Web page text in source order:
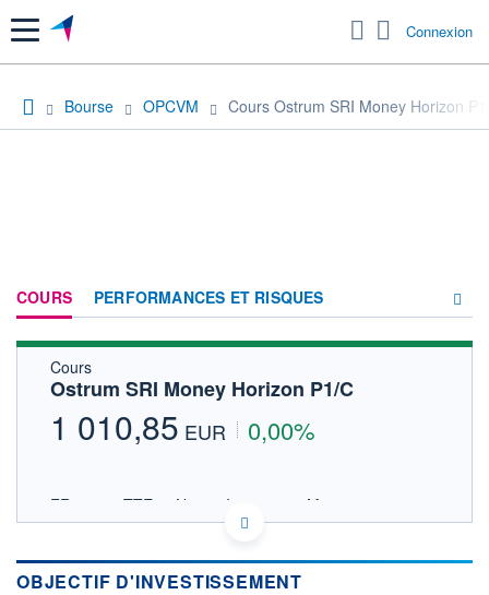
Menu Connexion
Bourse OPCVM Cours Ostrum SRI Money Horizon
COURS PERFORMANCES ET RISQUES
FORUM
Cours
Ostrum SRI Money Horizon P1/C
1 010,85 EUR 0,00%
FR001400TTE1 - Natixis Investment Managers
International
Consulter le prospectus / DIC
OBJECTIF D'INVESTISSEMENT